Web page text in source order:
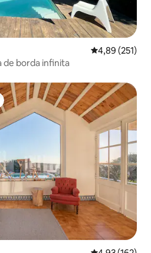
4,89 de uma
4,89 (251)
de borda infinita